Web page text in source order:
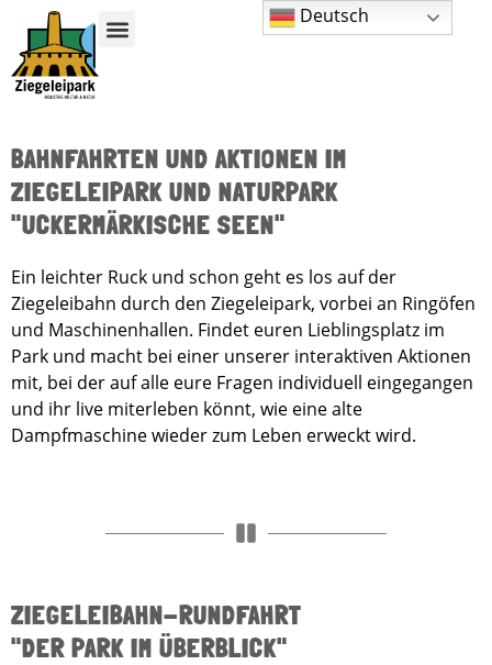
BAHNFAHRTEN UND AKTIONEN IM
ZIEGELEIPARK UND NATURPARK
"UCKERMÄRKISCHE SEEN"
Ein leichter Ruck und schon geht es los auf der
Ziegeleibahn durch den Ziegeleipark, vorbei an Ringöfen
und Maschinenhallen. Findet euren Lieblingsplatz im
Park und macht bei einer unserer interaktiven Aktionen
mit, bei der auf alle eure Fragen individuell eingegangen
und ihr live miterleben könnt, wie eine alte
Dampfmaschine wieder zum Leben erweckt wird.
ZIEGELEIBAHN-RUNDFAHRT
"DER PARK IM ÜBERBLICK"
Deutsch